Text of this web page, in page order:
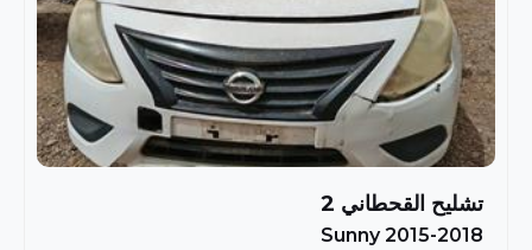
تشليح القحطاني 2
Sunny 2015-2018